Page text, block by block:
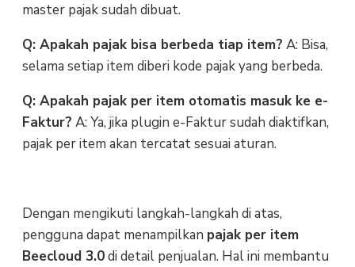
master pajak sudah dibuat.
Q: Apakah pajak bisa berbeda tiap item? A: Bisa,
selama setiap item diberi kode pajak yang berbeda.
Q: Apakah pajak per item otomatis masuk ke e-
Faktur? A: Ya, jika plugin e-Faktur sudah diaktifkan,
pajak per item akan tercatat sesuai aturan.
Dengan mengikuti langkah-langkah di atas,
pengguna dapat menampilkan pajak per item
Beecloud 3.0di detail penjualan. Hal ini membantu